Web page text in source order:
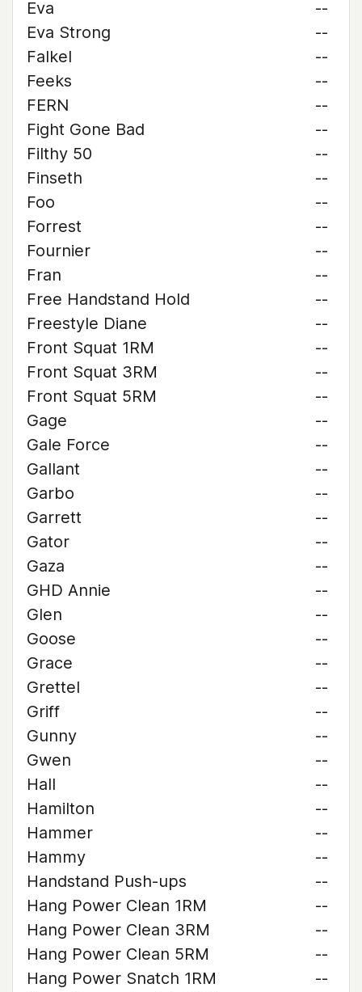
Eva
--
Eva Strong
--
Falkel
--
Feeks
--
FERN
--
Fight Gone Bad
--
Filthy 50
--
Finseth
--
Foo
--
Forrest
--
Fournier
--
Fran
--
Free Handstand Hold
--
Freestyle Diane
--
Front Squat 1RM
--
Front Squat 3RM
--
Front Squat 5RM
--
Gage
--
Gale Force
--
Gallant
--
Garbo
--
Garrett
--
Gator
--
Gaza
--
GHD Annie
--
Glen
--
Goose
--
Grace
--
Grettel
--
Griff
--
Gunny
--
Gwen
--
Hall
--
Hamilton
--
Hammer
--
Hammy
--
Handstand Push-ups
--
Hang Power Clean 1RM
--
Hang Power Clean 3RM
--
Hang Power Clean 5RM
--
Hang Power Snatch 1RM
--